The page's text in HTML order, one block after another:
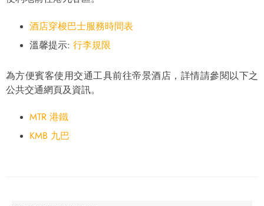
酒店穿梭巴士服務時間表
溫馨提示: 行李規限
為方便賓客使用交通工具前往帝景酒店，詳情請參閱以下之
公共交通網頁及資訊。
MTR 港鐵
KMB 九巴